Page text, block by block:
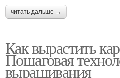
читать дальше →
Как вырастить
Пошаговая
выращивания